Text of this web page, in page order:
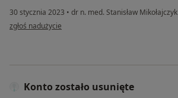
30 stycznia 2023 • dr n. med. Stanisław Mikołajczyk
w opinii użytkownika ADAM FUCHS
zgłoś nadużycie
Konto zostało usunięte